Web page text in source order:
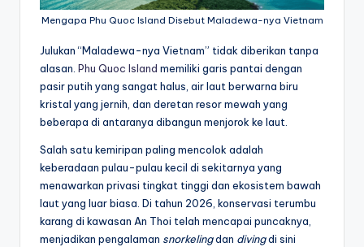
Mengapa Phu Quoc Island Disebut Maladewa-nya Vietnam
Julukan “Maladewa-nya Vietnam” tidak diberikan tanpa
alasan. Phu Quoc Island memiliki garis pantai dengan
pasir putih yang sangat halus, air laut berwarna biru
kristal yang jernih, dan deretan resor mewah yang
beberapa di antaranya dibangun menjorok ke laut.
Salah satu kemiripan paling mencolok adalah
keberadaan pulau-pulau kecil di sekitarnya yang
menawarkan privasi tingkat tinggi dan ekosistem bawah
laut yang luar biasa. Di tahun 2026, konservasi terumbu
karang di kawasan An Thoi telah mencapai puncaknya,
menjadikan pengalaman snorkelingdan divingdi sini